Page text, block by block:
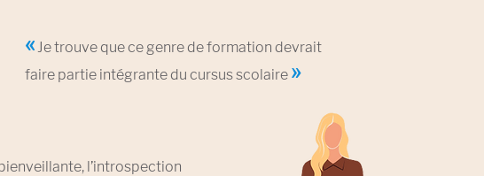
l’introspection
«Je trouve que ce genre de formation devrait
faire partie intégrante du cursus scolaire »